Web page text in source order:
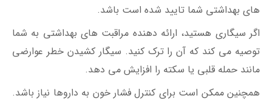
های بهداشتی شما تایید شده است باشد.
اگر سیگاری هستید، ارائه دهنده مراقبت های بهداشتی به شما
توصیه می کند که آن را ترک کنید. سیگار کشیدن خطر عوارضی
مانند حمله قلبی یا سکته را افزایش می دهد.
همچنین ممکن است برای کنترل فشار خون به داروها نیاز باشد.